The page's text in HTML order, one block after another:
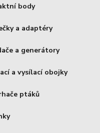
body
a adaptéry
a generátory
a vysílací obojky
ptáků